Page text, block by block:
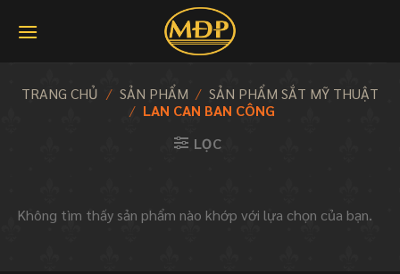
TRANG CHỦ / SẢN PHẨM / SẢN PHẨM SẮT MỸ THUẬT
/ LAN CAN BAN CÔNG
LỌC
Không tìm thấy sản phẩm nào khớp với lựa chọn của bạn.